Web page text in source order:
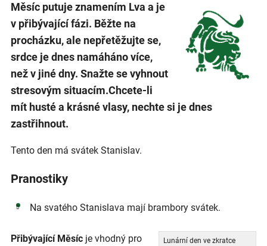
Měsíc putuje znamením Lva a je
v přibývající fázi. Běžte na
procházku, ale nepřetěžujte se,
srdce je dnes namáháno více,
než v jiné dny. Snažte se vyhnout
stresovým situacím.Chcete-li
mít husté a krásné vlasy, nechte si je dnes
zastřihnout.
Tento den má svátek Stanislav.
Pranostiky
Na svatého Stanislava mají brambory svátek.
Lunární den ve zkratce
Přibývající Měsíc je vhodný pro